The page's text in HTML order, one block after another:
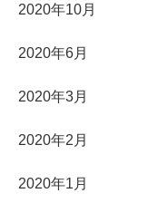
2020年10月
2020年6月
2020年3月
2020年2月
2020年1月